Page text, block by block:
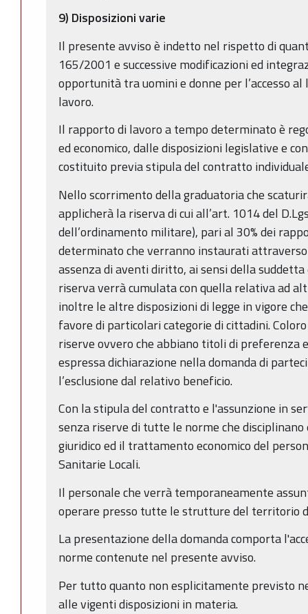
9) Disposizioni varie
Il presente avviso è indetto nel rispetto di
165/2001 e successive modificazioni ed
opportunità tra uomini e donne per l’accesso
lavoro.
Il rapporto di lavoro a tempo determinato è
ed economico, dalle disposizioni legislative e
costituito previa stipula del contratto
Nello scorrimento della graduatoria che
applicherà la riserva di cui all’art. 1014 del
dell’ordinamento militare), pari al 30% dei
determinato che verranno instaurati attraverso
assenza di aventi diritto, ai sensi della
riserva verrà cumulata con quella relativa ad
inoltre le altre disposizioni di legge in vigore
favore di particolari categorie di cittadini.
riserve ovvero che abbiano titoli di preferenza
espressa dichiarazione nella domanda di
l’esclusione dal relativo beneficio.
Con la stipula del contratto e l'assunzione in
senza riserve di tutte le norme che
giuridico ed il trattamento economico del
Sanitarie Locali.
Il personale che verrà temporaneamente
operare presso tutte le strutture del territorio
La presentazione della domanda comporta
norme contenute nel presente avviso.
Per tutto quanto non esplicitamente previsto
alle vigenti disposizioni in materia.